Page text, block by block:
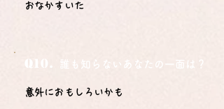
おなかすいた
Q10. 誰も知らないあなたの一面は？
意外におもしろいかも